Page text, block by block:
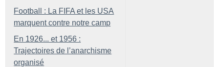
Football : La FIFA et les USA
marquent contre notre camp
En 1926... et 1956 :
Trajectoires de l’anarchisme
organisé